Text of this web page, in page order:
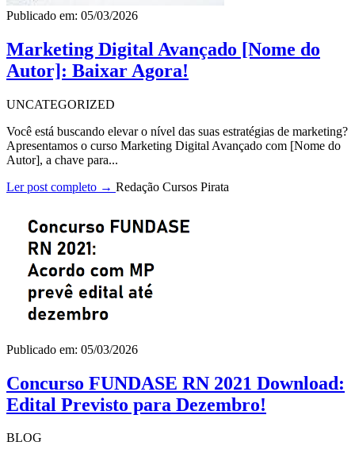
Publicado em: 05/03/2026
Marketing Digital Avançado [Nome do
Autor]: Baixar Agora!
UNCATEGORIZED
Você está buscando elevar o nível das suas estratégias de marketing?
Apresentamos o curso Marketing Digital Avançado com [Nome do
Autor], a chave para...
Ler post completo → Redação Cursos Pirata
Publicado em: 05/03/2026
Concurso FUNDASE RN 2021 Download:
Edital Previsto para Dezembro!
BLOG